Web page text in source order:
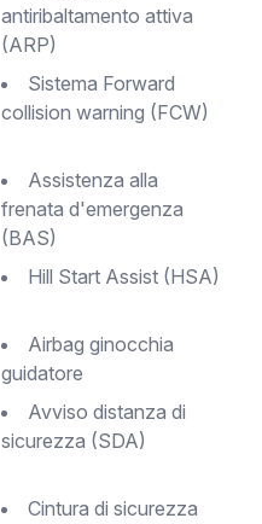
antiribaltamento attiva
(ARP)
Sistema Forward
collision warning (FCW)
Assistenza alla
frenata d'emergenza
(BAS)
Hill Start Assist (HSA)
Airbag ginocchia
guidatore
Avviso distanza di
sicurezza (SDA)
Cintura di sicurezza